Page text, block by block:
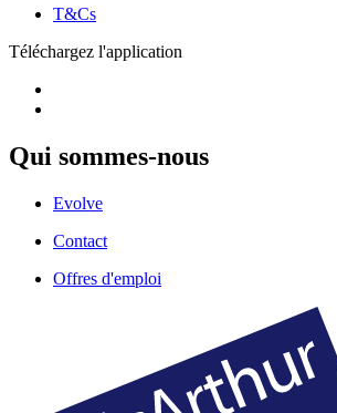
T&Cs
Téléchargez l'application
Qui sommes-nous
Evolve
Contact
Offres d'emploi